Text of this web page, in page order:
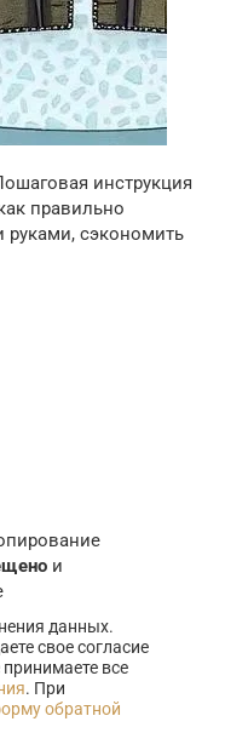
инструкция
правильно
руками, сэкономить
и
данных.
свое согласие
все
. При
обратной